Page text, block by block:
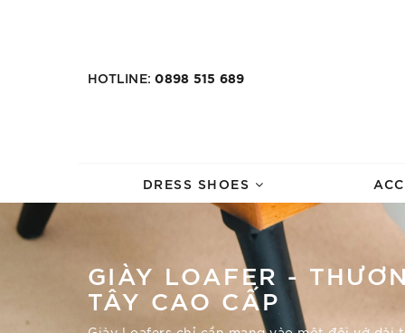
HOTLINE: 0898 515 689
DRESS SHOES
GIÀY LOAFER -
TÂY CAO CẤP